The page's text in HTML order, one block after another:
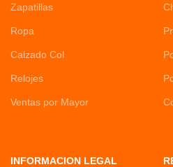
Zapatillas
Ropa
Calzado Col
Relojes
Ventas por Mayor
INFORMACION LEGAL